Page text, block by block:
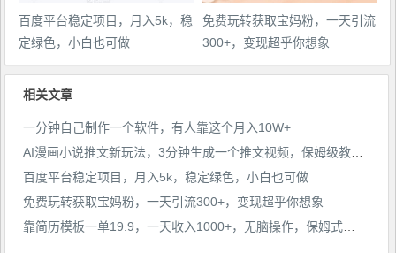
百度平台稳定项目，月入5k，稳
定绿色，小白也可做
免费玩转获取宝妈粉，一天引流
300+，变现超乎你想象
相关文章
一分钟自己制作一个软件，有人靠这个月入10W+
百度平台稳定项目，月入5k，稳定绿色，小白也可做
免费玩转获取宝妈粉，一天引流300+，变现超乎你想象